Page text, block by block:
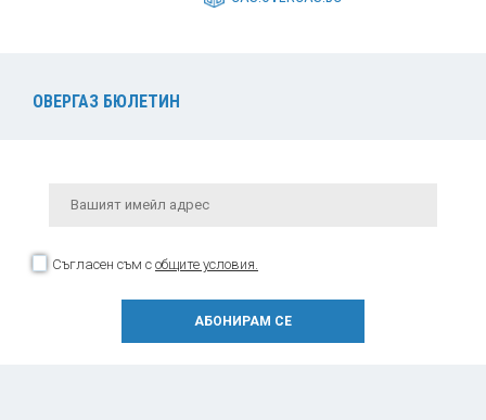
ОВЕРГАЗ БЮЛЕТИН
Съгласен съм с общите условия.